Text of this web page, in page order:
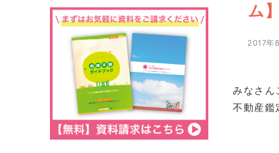
ム】
2017年
みなさん
不動産鑑